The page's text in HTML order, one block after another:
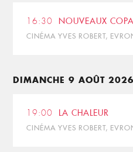
16:30 NOUVEAUX
CINÉMA YVES ROBERT,
DIMANCHE 9 AOÛT 2026
19:00 LA CHALEUR
CINÉMA YVES ROBERT,